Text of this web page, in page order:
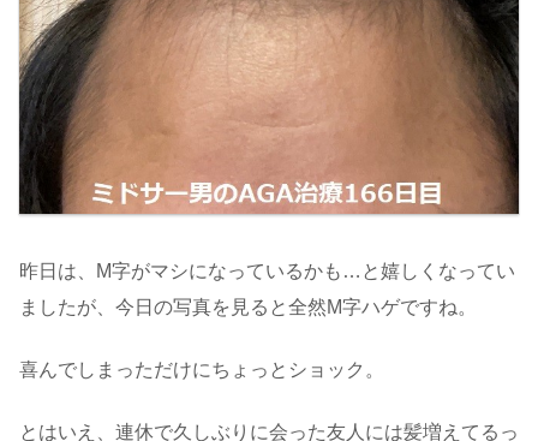
昨日は、M字がマシになっているかも…と嬉しくなってい
ましたが、今日の写真を見ると全然M字ハゲですね。
喜んでしまっただけにちょっとショック。
とはいえ、連休で久しぶりに会った友人には髪増えてるっ